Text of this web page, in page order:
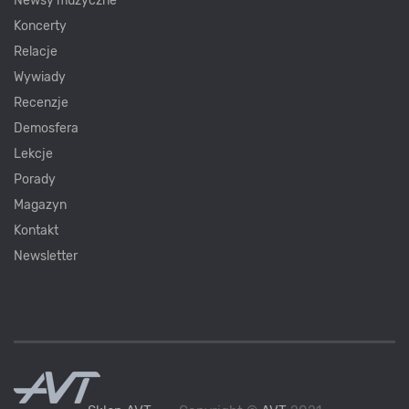
Koncerty
Relacje
Wywiady
Recenzje
Demosfera
Lekcje
Porady
Magazyn
Kontakt
Newsletter